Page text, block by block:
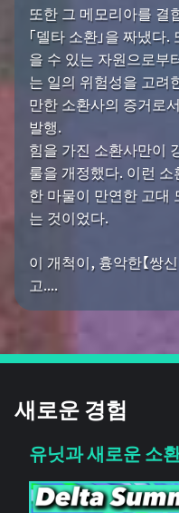
또한 그 메모리아를 결
「델타 소환」을 짜냈
을 수 있는 자원으로부
는 일의 위험성을 고려
만한 소환사의 증거로
발행.
힘을 가진 소환사만이
룰을 개정했다. 이런
한 마물이 만연한 고대
는 것이었다.
이 개척이, 흉악한【쌍
고....
새로운 경험
유닛과 새로운 소